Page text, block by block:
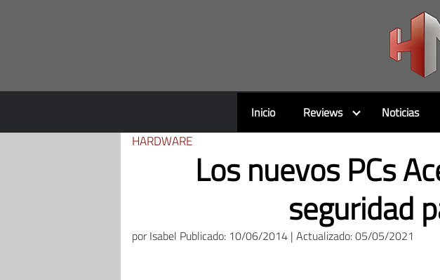
Inicio Reviews Noticias
HARDWARE
Los nuevos PCs
seguridad
porIsabel Publicado: 10/06/2014 | Actualizado: 05/05/2021